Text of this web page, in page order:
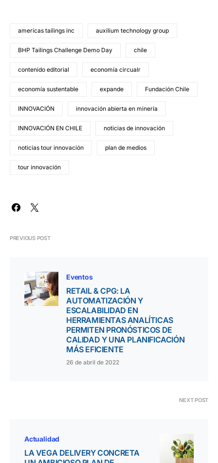
americas tailings inc auxilium technology group
BHP Tailings Challenge Demo Day chile
contenido editorial economía circualr
economía sustentable expande Fundación Chile
INNOVACIÓN innovación abierta en minería
INNOVACIÓN EN CHILE noticias de innovación
noticias tour innovación plan de medios
tour innovación
PREVIOUS POST
Eventos
RETAIL & CPG: LA
AUTOMATIZACIÓN Y
ESCALABILIDAD EN
HERRAMIENTAS ANALÍTICAS
PERMITEN PRONÓSTICOS DE
CALIDAD Y UNA PLANIFICACIÓN
MÁS EFICIENTE
26 de abril de 2022
NEXT POST
Actualidad
LA VEGA DELIVERY CONCRETA